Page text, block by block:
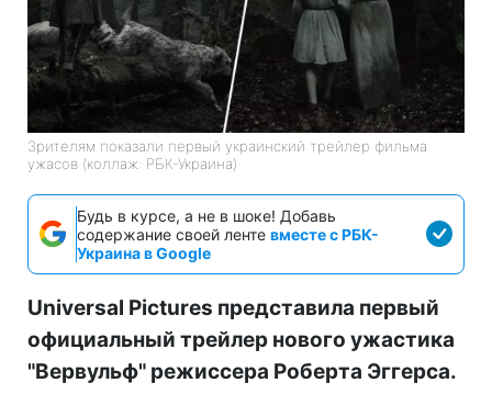
Зрителям показали первый украинский трейлер фильма
ужасов (коллаж: РБК-Украина)
Будь в курсе, а не в шоке! Добавь
содержание своей ленте вместе с РБК-
Украина в Google
Universal Pictures представила первый
официальный трейлер нового ужастика
"Вервульф" режиссера Роберта Эггерса.